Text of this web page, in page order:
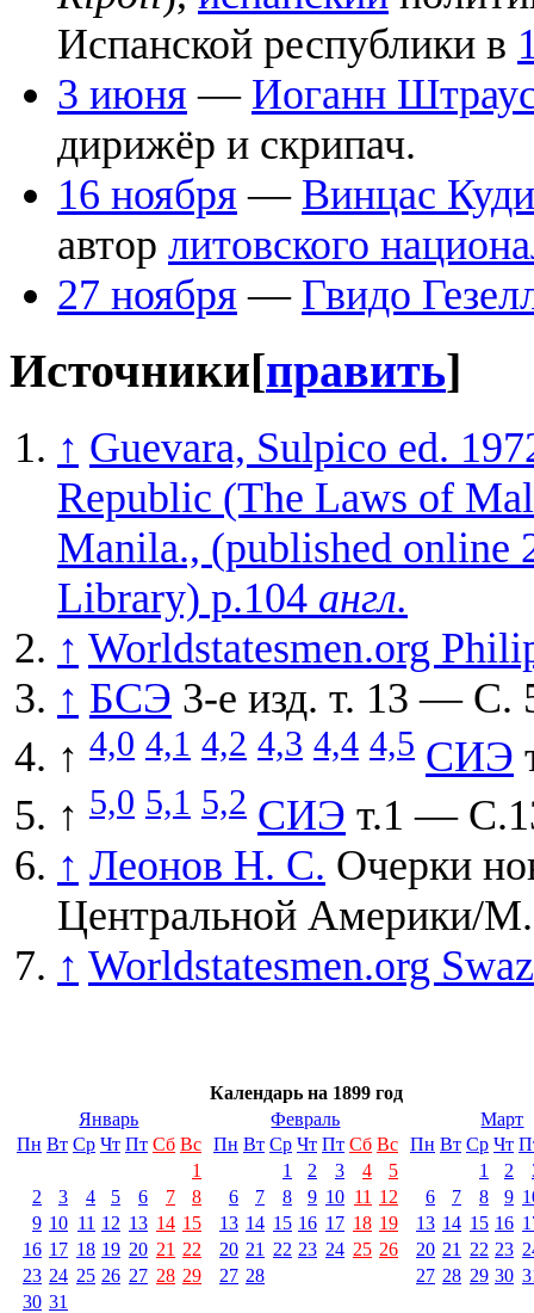
Испанской республики в
3 июня — Иоганн
дирижёр и скрипач.
16 ноября — Винцас
автор литовского
27 ноября — Гвидо
Источники[править]
↑ Guevara, Sulpico ed.
Republic (The Laws of
Manila., (published
Library) p.104 англ.
↑ Worldstatesmen.org
↑ БСЭ 3-е изд. т. 13 — С.
↑ 4,0 4,1 4,2 4,3 4,4 4,5 СИЭ
↑ 5,0 5,1 5,2 СИЭ т.1 —
↑ Леонов Н. С. Очерки
Центральной Америки/
↑ Worldstatesmen.org
Календарь на 1899 год
Январь
Пн Вт Ср Чт Пт Сб Вс
1
2
3 4 5 6 7
8
9 10 11 12 13 14 15
16 17 18 19 20 21 22
23 24 25 26 27 28 29
30 31
Февраль
Пн Вт Ср Чт Пт Сб Вс
1
2 3 4
5
6
7 8 9 10 11 12
13 14 15 16 17 18 19
20 21 22 23 24 25 26
27 28
Март
Пн Вт Ср Чт
1
2
6
7 8 9
13 14 15 16
20 21 22 23
27 28 29 30